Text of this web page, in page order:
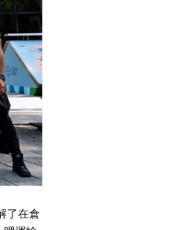
了在倉